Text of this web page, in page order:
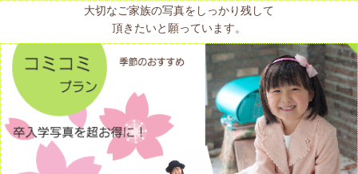
大切なご家族の写真をしっかり残して
頂きたいと願っています。